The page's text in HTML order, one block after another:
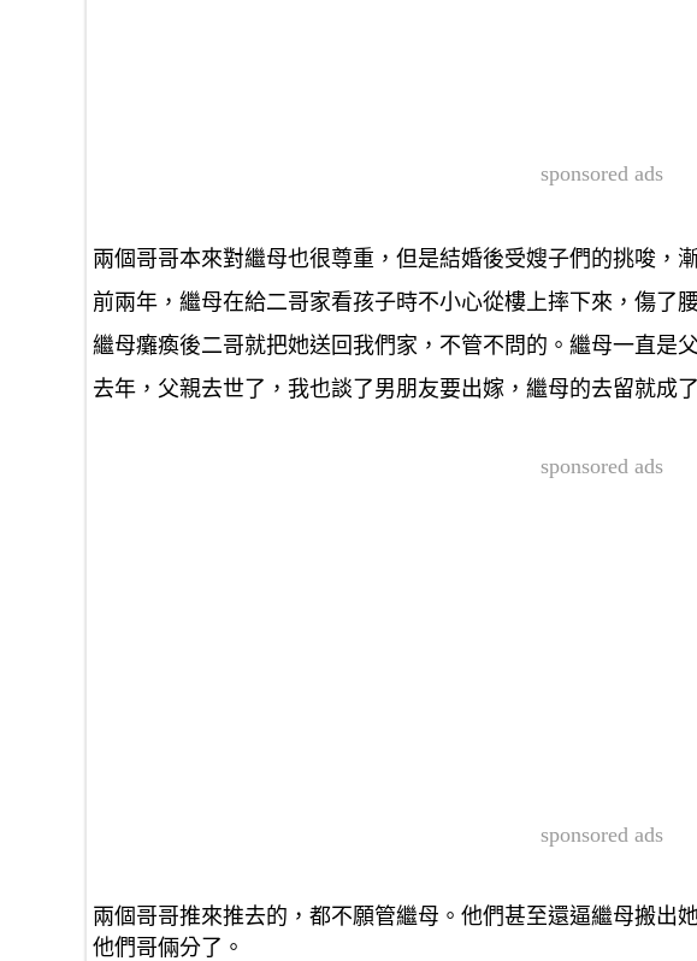
sponsored ads
兩個哥哥本來對繼母也很尊重，但是結婚後受嫂子們的挑唆，
前兩年，繼母在給二哥家看孩子時不小心從樓上摔下來，傷了
繼母癱瘓後二哥就把她送回我們家，不管不問的。繼母一直是
去年，父親去世了，我也談了男朋友要出嫁，繼母的去留就成
sponsored ads
sponsored ads
兩個哥哥推來推去的，都不願管繼母。他們甚至還逼繼母搬出
他們哥倆分了。